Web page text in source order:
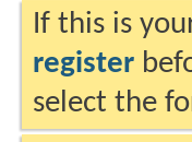
If this is
register
select the